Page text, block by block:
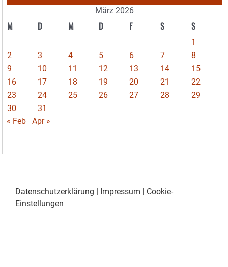
März 2026
M D M D F S S
1
2
3 4 5 6 7
8
9
10 11 12 13 14
15
16
17 18 19 20 21
22
23
24 25 26 27 28
29
30
31
« Feb
Apr »
Datenschutzerklärung Impressum
Cookie-
Einstellungen